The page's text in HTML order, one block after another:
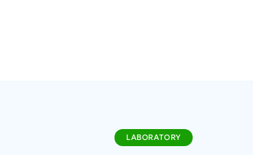
LABORATORY